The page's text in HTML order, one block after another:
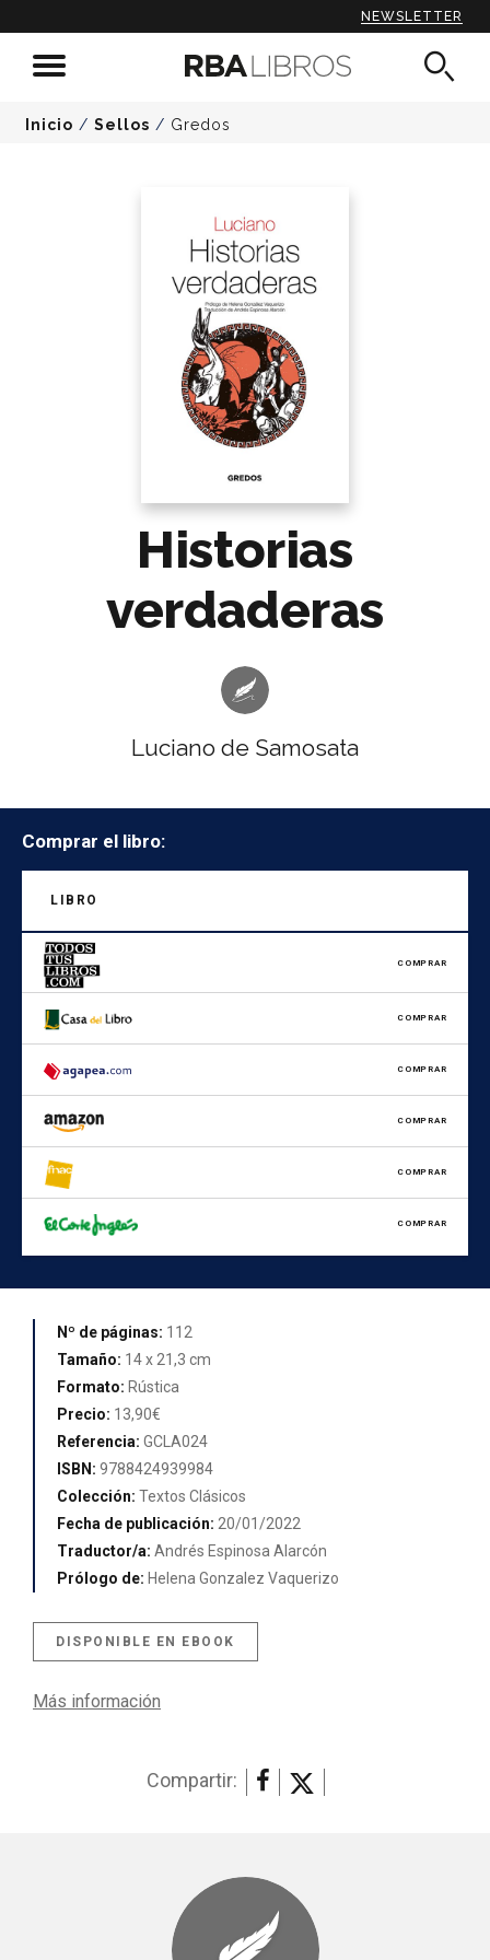
NEWSLETTER
Inicio / Sellos / Gredos
Historias
verdaderas
Luciano de Samosata
Comprar el libro:
LIBRO
COMPRAR
COMPRAR
COMPRAR
COMPRAR
COMPRAR
COMPRAR
Nº de páginas: 112
Tamaño: 14 x 21,3 cm
Formato: Rústica
Precio: 13,90€
Referencia: GCLA024
ISBN: 9788424939984
Colección: Textos Clásicos
Fecha de publicación: 20/01/2022
Traductor/a: Andrés Espinosa Alarcón
Prólogo de: Helena Gonzalez Vaquerizo
DISPONIBLE EN EBOOK
Más información
Compartir: